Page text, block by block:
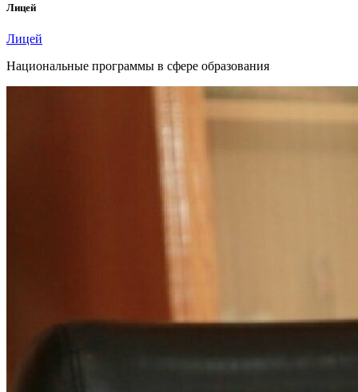
Лицей
Лицей
Национальные программы в сфере образования